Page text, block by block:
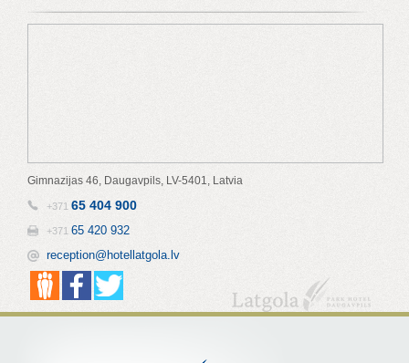
Gimnazijas 46, Daugavpils, LV-5401, Latvia
+371 65 404 900
+371 65 420 932
reception@hotellatgola.lv